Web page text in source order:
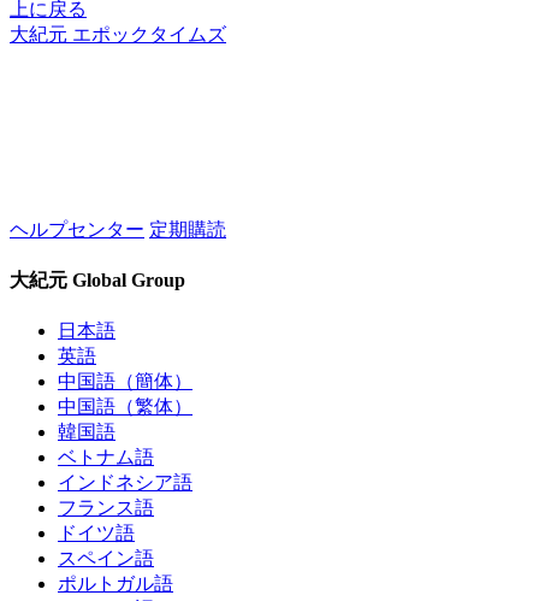
上に戻る
大紀元 エポックタイムズ
ヘルプセンター 定期購読
大紀元 Global Group
日本語
英語
中国語（簡体）
中国語（繁体）
韓国語
ベトナム語
インドネシア語
フランス語
ドイツ語
スペイン語
ポルトガル語